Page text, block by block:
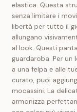
elastica. Questa
senza limitare i
libertà per tutto il
allungano
al look. Questi
guardaroba. Per un
a una felpa e alle
curato, puoi
mocassini. La
armonizza